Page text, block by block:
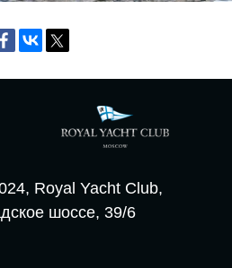
Royal Yacht Club,
шоссе, 39/6